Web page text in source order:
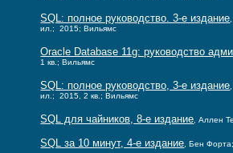
SQL: полное руководство. 3-е издание
ил.; 2015; Вильямс
Oracle Database 11g: руководство
1 кв.; Вильямс
SQL: полное руководство, 3-е издание
ил.; 2015, 2 кв.; Вильямс
SQL для чайников, 8-е издание , Аллен
SQL за 10 минут, 4-е издание , Бен